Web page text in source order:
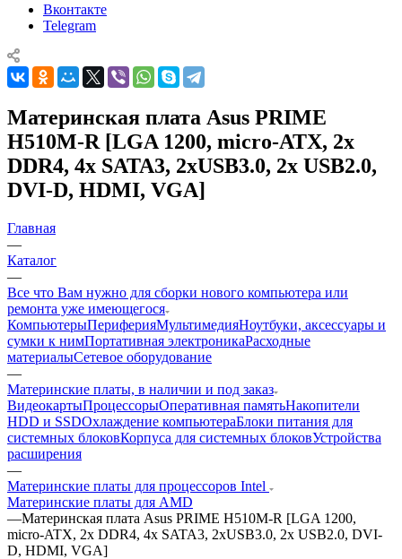
Вконтакте
Telegram
Материнская плата Asus PRIME
H510M-R [LGA 1200, micro-ATX, 2x
DDR4, 4x SATA3, 2xUSB3.0, 2x USB2.0,
DVI-D, HDMI, VGA]
Главная
—
Каталог
—
Все что Вам нужно для сборки нового компьютера или
ремонта уже имеющегося
КомпьютерыПериферияМультимедияНоутбуки, аксессуары и
сумки к нимПортативная электроникаРасходные
материалыСетевое оборудование
—
Материнские платы, в наличии и под заказ
ВидеокартыПроцессорыОперативная памятьНакопители
HDD и SSDОхлаждение компьютераБлоки питания для
системных блоковКорпуса для системных блоковУстройства
расширения
—
Материнские платы для процессоров Intel
Материнские платы для AMD
—Материнская плата Asus PRIME H510M-R [LGA 1200,
micro-ATX, 2x DDR4, 4x SATA3, 2xUSB3.0, 2x USB2.0, DVI-
D, HDMI, VGA]